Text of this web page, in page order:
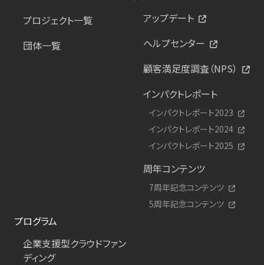
プロジェクト一覧
団体一覧
アップデート
ヘルプセンター
顧客満足度調査（NPS）
インパクトレポート
インパクトレポート2023
インパクトレポート2024
インパクトレポート2025
周年コンテンツ
7周年記念コンテンツ
5周年記念コンテンツ
プログラム
企業支援型クラウドファン
ディング